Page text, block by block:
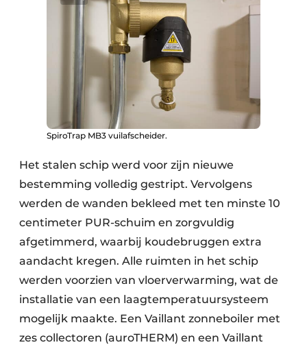
SpiroTrap MB3 vuilafscheider.
Het stalen schip werd voor zijn nieuwe
bestemming volledig gestript. Vervolgens
werden de wanden bekleed met ten minste 10
centimeter PUR-schuim en zorgvuldig
afgetimmerd, waarbij koudebruggen extra
aandacht kregen. Alle ruimten in het schip
werden voorzien van vloerverwarming, wat de
installatie van een laagtemperatuursysteem
mogelijk maakte. Een Vaillant zonneboiler met
zes collectoren (auroTHERM) en een Vaillant